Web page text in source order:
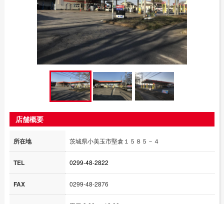
店舗概要
所在地 茨城県小美玉市堅倉１５８５－４
TEL 0299-48-2822
FAX 0299-48-2876